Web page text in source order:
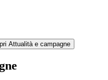
Apri Attualità e campagne